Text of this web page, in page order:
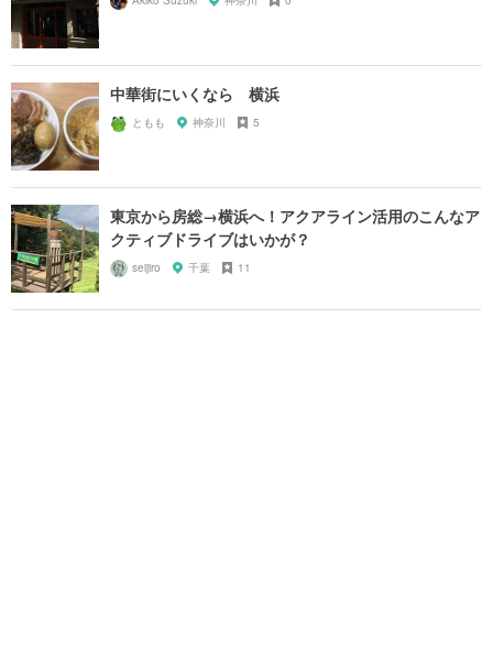
中華街にいくなら 横浜
ともも 神奈川 5
東京から房総→横浜へ！アクアライン活用のこんなア
クティブドライブはいかが？
seijiro 千葉 11